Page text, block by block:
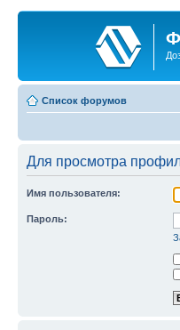
Список форумов
Для просмотра
Имя пользователя:
Пароль: